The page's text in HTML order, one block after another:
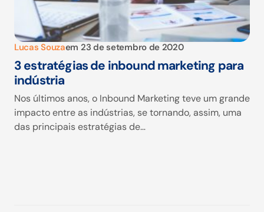
Lucas Souzaem 23 de setembro de 2020
3 estratégias de inbound marketing para
indústria
Nos últimos anos, o Inbound Marketing teve um grande
impacto entre as indústrias, se tornando, assim, uma
das principais estratégias de…